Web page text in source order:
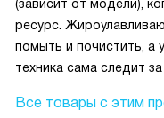
(зависит от модели),
ресурс.
помыть и почистить, а
техника сама следит
Все товары с этим